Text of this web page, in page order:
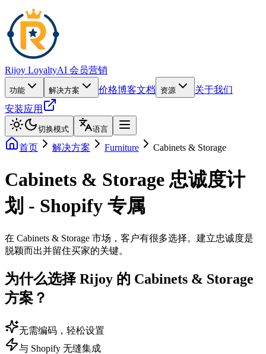
Rijoy LoyaltyAI 会员营销
功能 解决方案 价格博客文档 资源
关于我们
安装应用
切换模式 语言
首页 解决方案 Furniture Cabinets & Storage
Cabinets & Storage 忠诚度计
划 - Shopify 专属
在 Cabinets & Storage 市场，客户有很多选择。建立忠诚度是
脱颖而出并留住买家的关键。
为什么选择 Rijoy 的 Cabinets & Storage
方案？
无需编码，轻松设置
与 Shopify 无缝集成